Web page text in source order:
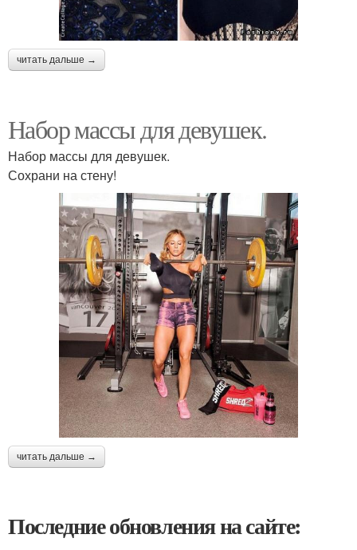
читать дальше →
Набор массы для девушек.
Набор массы для девушек.
Сохрани на стену!
читать дальше →
Последние обновления на сайте: